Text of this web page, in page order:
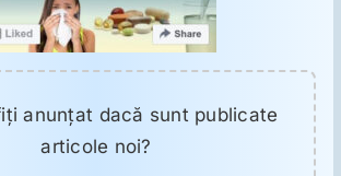
anunţat dacă sunt publicate
articole noi?